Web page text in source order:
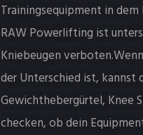
Trainingsequipment in
RAW Powerlifting ist
Kniebeugen
der Unterschied ist, kannst
Gewichthebergürtel, Knee
checken, ob dein